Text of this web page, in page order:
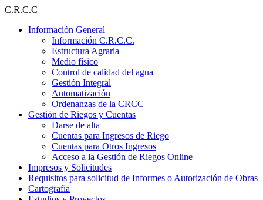
Ir
contenido
C.R.C.C
Información General
Información C.R.C.C.
Estructura Agraria
Medio físico
Control de calidad del agua
Gestión Integral
Automatización
Ordenanzas de la CRCC
Gestión de Riegos y Cuentas
Darse de alta
Cuentas para Ingresos de Riego
Cuentas para Otros Ingresos
Acceso a la Gestión de Riegos Online
Impresos y Solicitudes
Requisitos para solicitud de Informes o Autorización de Obras
Cartografía